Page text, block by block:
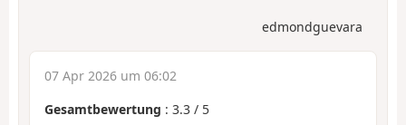
edmondguevara
07 Apr 2026 um 06:02
Gesamtbewertung : 3.3 / 5